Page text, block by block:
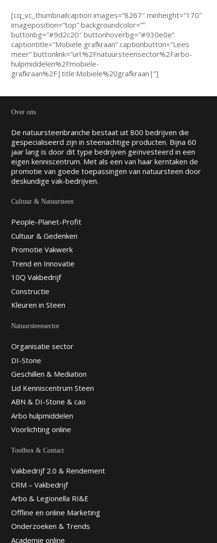
[cq_vc_thumbnailcaption images=”8267″ minheight=”170″
imageposition=”top” backgroundcolor=””
buttonbg=”#9d2c20″ buttonhoverbg=”#930e0e”
captiontitle=”Mobiele grafkraan” captionbutton=”Lees
meer” buttonlink=”url:%2Fnatuursteensector%2Farbo-
hulpmiddelen%2Fmobiele-
grafkraan%2F|title:Mobiele%20grafkraan|”]
Over ons
De natuursteenbranche bestaat uit 800 bedrijven die
gespecialiseerd zijn in steenachtige producten. Bijna 60
jaar lang is door dit type bedrijven geïnvesteerd in een
eigen kenniscentrum. Met als een van haar kerntaken de
promotie van goede toepassingen van natuursteen door
deskundige vak-bedrijven.
Cultuur & Natuursteen
People-Planet-Profit
Cultuur & Gedenken
Promotie Vakwerk
Trend en Innovatie
10Q Vakbedrijf
Constructie
Kleuren in Steen
Natuursteensector
Organisatie sector
DI-Stone
Geschillen & Mediation
Lid Kenniscentrum Steen
ABN & DI-Stone & cao
Arbo hulpmiddelen
Voorlichting online
Toolbox & Contact
Vakbedrijf 2.0 & Rendement
CRM – Vakbedrijf
Arbo & Legionella RI&E
Offline en online Marketing
Onderzoeken & Trends
Academie online